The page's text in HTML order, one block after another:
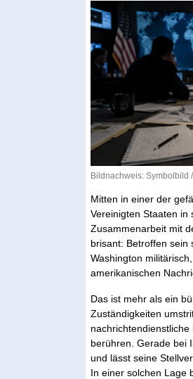
Bildnachweis: Symbolbild
Mitten in einer der
Vereinigten Staaten in
Zusammenarbeit mit
brisant: Betroffen sein
Washington
amerikanischen
Das ist mehr als ein
Zuständigkeiten
berühren. Gerade bei
und lässt seine
In einer solchen Lage